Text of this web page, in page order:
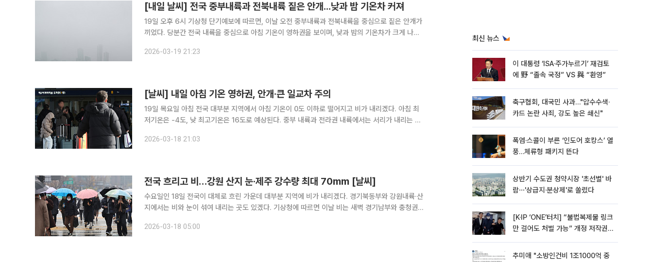
[내일 날씨] 전국 중부내륙과 전북내륙 짙은 안개...낮과 밤 기온차 커져
19일 오후 6시 기상청 단기예보에 따르면, 이날 오전 중부내륙과 전북내륙을 중심으로 짙은 안개가
끼었다. 당분간 전국 내륙을 중심으로 아침 기온이 영하권을 보이며, 낮과 밤의 기온차가 크게 나타
낮은 지역에서는 지면에 안개가 얼어붙어 도로 살얼음이 나타나
2026-03-19 21:23
[날씨] 내일 아침 기온 영하권, 안개·큰 일교차 주의
19일 목요일 아침 전국 대부분 지역에서 아침 기온이 0도 이하로 떨어지고 비가 내리겠다. 아침 최
저기온은 -4도, 낮 최고기온은 16도로 예상된다. 중부 내륙과 전라권 내륙에서는 서리가 내리는 곳
시거리 200m 미만의 짙은 안개가 끼는 곳이 있어 안전관리
2026-03-18 21:03
전국 흐리고 비…강원 산지 눈·제주 강수량 최대 70mm [날씨]
수요일인 18일 전국이 대체로 흐린 가운데 대부분 지역에 비가 내리겠다. 경기북동부와 강원내륙·산
지에서는 비와 눈이 섞여 내리는 곳도 있겠다. 기상청에 따르면 이날 비는 새벽 경기남부와 충청권,
부에는 늦은 새벽 0.1mm 미만의 빗방울이 떨어지는 곳이 있겠
2026-03-18 05:00
최신 뉴스
이 대통령 ‘ISA·주가누르기’ 재검토
에 野 “졸속 국정” VS 與 “환영”
축구협회, 대국민 사과…"압수수색·
카드 논란 사죄, 강도 높은 쇄신"
폭염·스콜이 부른 ‘인도어 호캉스’ 열
풍…체류형 패키지 뜬다
상반기 수도권 청약시장 '초선별' 바
람⋯'상급지·분상제'로 쏠렸다
[K·IP ‘ONE’터치] “불법복제물 링크
만 걸어도 처벌 가능” 개정 저작권
추미애 "소방인건비 1조1000억 중